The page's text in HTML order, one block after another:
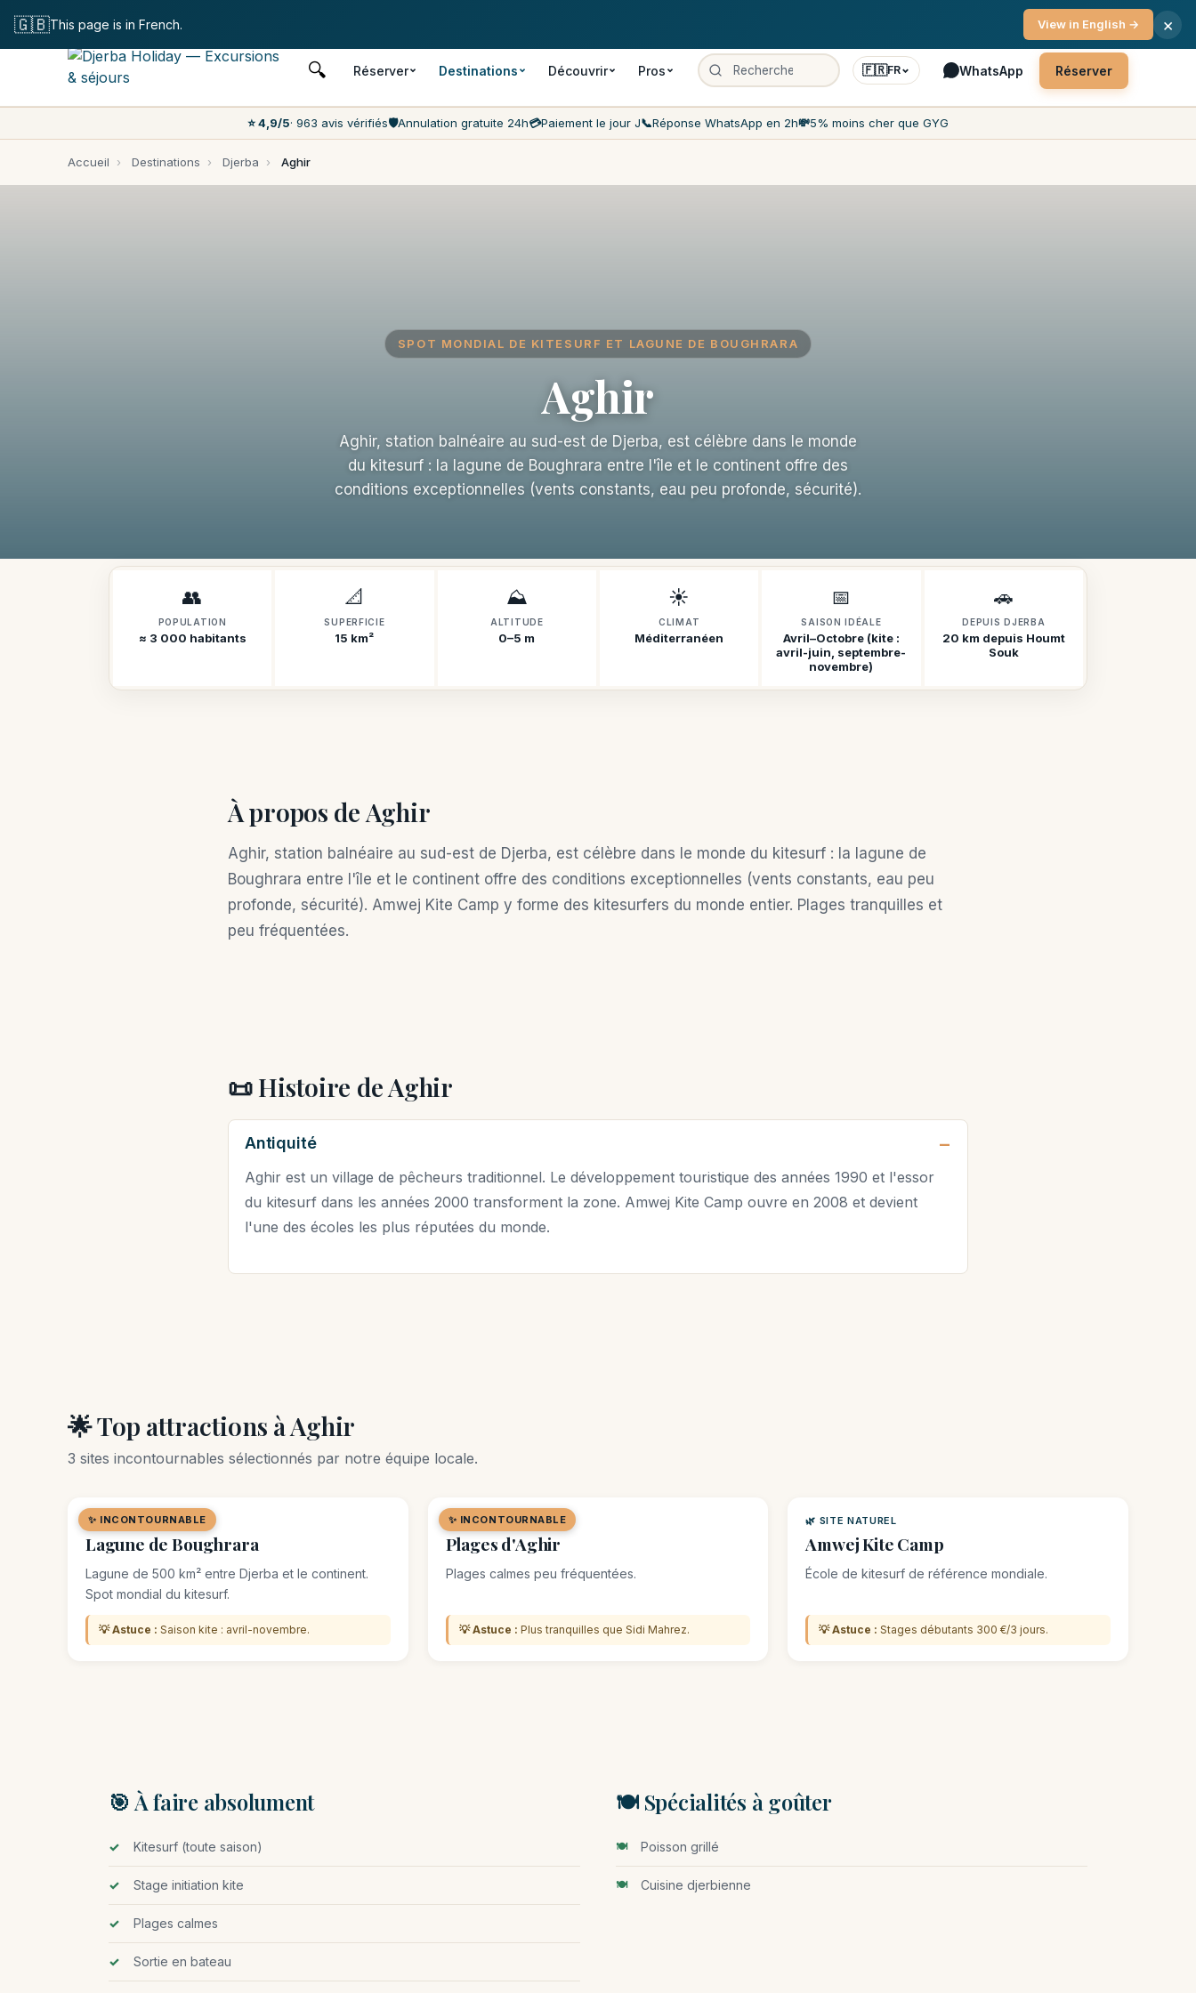
🔍 Réserver Destinations Découvrir Pros 🇫🇷FR WhatsApp Réserver
⭐ 4,9/5· 963 avis vérifiés🛡️Annulation gratuite 24h💳Paiement le jour J📞Réponse WhatsApp en 2h💸5% moins cher que GYG
Accueil › Destinations › Djerba › Aghir
SPOT MONDIAL DE KITESURF ET LAGUNE DE BOUGHRARA
Aghir
Aghir, station balnéaire au sud-est de Djerba, est célèbre dans le monde
du kitesurf : la lagune de Boughrara entre l'île et le continent offre des
conditions exceptionnelles (vents constants, eau peu profonde, sécurité).
👥
POPULATION
≈ 3 000 habitants
📐
SUPERFICIE
15 km²
⛰️
ALTITUDE
0–5 m
☀️
CLIMAT
Méditerranéen
📅
SAISON IDÉALE
Avril–Octobre (kite :
avril-juin, septembre-
novembre)
🚗
DEPUIS DJERBA
20 km depuis Houmt
Souk
À propos de Aghir
Aghir, station balnéaire au sud-est de Djerba, est célèbre dans le monde du kitesurf : la lagune de
Boughrara entre l'île et le continent offre des conditions exceptionnelles (vents constants, eau peu
profonde, sécurité). Amwej Kite Camp y forme des kitesurfers du monde entier. Plages tranquilles et
peu fréquentées.
📜 Histoire de Aghir
Antiquité
Aghir est un village de pêcheurs traditionnel. Le développement touristique des années 1990 et l'essor
du kitesurf dans les années 2000 transforment la zone. Amwej Kite Camp ouvre en 2008 et devient
l'une des écoles les plus réputées du monde.
🌟 Top attractions à Aghir
3 sites incontournables sélectionnés par notre équipe locale.
✨ INCONTOURNABLE
🌿 SITE NATUREL
Lagune de Boughrara
Lagune de 500 km² entre Djerba et le continent.
Spot mondial du kitesurf.
💡 Astuce : Saison kite : avril-novembre.
✨ INCONTOURNABLE
🏖️ PLAGE
Plages d'Aghir
Plages calmes peu fréquentées.
💡 Astuce : Plus tranquilles que Sidi Mahrez.
🌿 SITE NATUREL
Amwej Kite Camp
École de kitesurf de référence mondiale.
💡 Astuce : Stages débutants 300 €/3 jours.
🎯 À faire absolument
Kitesurf (toute saison)
Stage initiation kite
Plages calmes
Sortie en bateau
🍽️ Spécialités à goûter
Poisson grillé
Cuisine djerbienne
🇬🇧This page is in French. View in English → ×